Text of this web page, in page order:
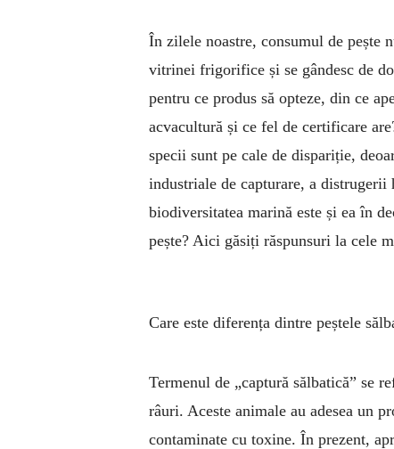
În zilele noastre, consumul de pește
vitrinei frigorifice și se gândesc de
pentru ce produs să opteze, din ce
acvacultură și ce fel de certificare
specii sunt pe cale de dispa­riție,
industriale de cap­turare, a
bio­di­ver­sitatea marină este și ea în
pește? Aici găsiți răspunsuri la cele
Care este diferența dintre peștele
Termenul de „captură sălbatică” se
râuri. Aceste animale au adesea un
contaminate cu toxine. În prezent,